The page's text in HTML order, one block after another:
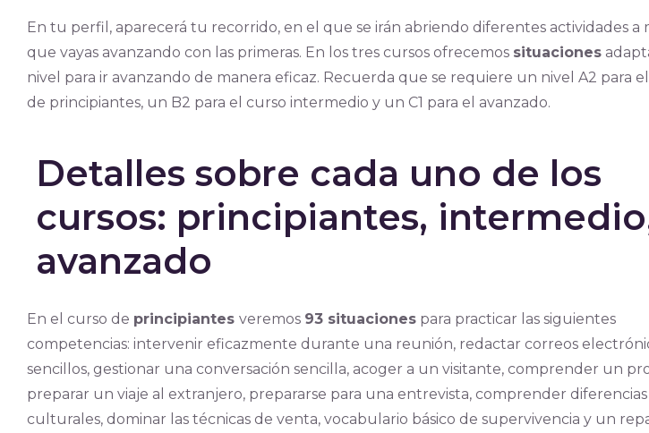
En tu perfil, aparecerá tu recorrido, en el que se irán abriendo diferentes actividades a
que vayas avanzando con las primeras. En los tres cursos ofrecemos situaciones
nivel para ir avanzando de manera eficaz. Recuerda que se requiere un nivel A2 para
de principiantes, un B2 para el curso intermedio y un C1 para el avanzado.
Detalles sobre cada uno de los
cursos: principiantes,
avanzado
En el curso de principiantes veremos 93 situaciones para practicar las siguientes
competencias: intervenir eficazmente durante una reunión, redactar correos
sencillos, gestionar una conversación sencilla, acoger a un visitante, comprender un
preparar un viaje al extranjero, prepararse para una entrevista, comprender diferencias
culturales, dominar las técnicas de venta, vocabulario básico de supervivencia y un